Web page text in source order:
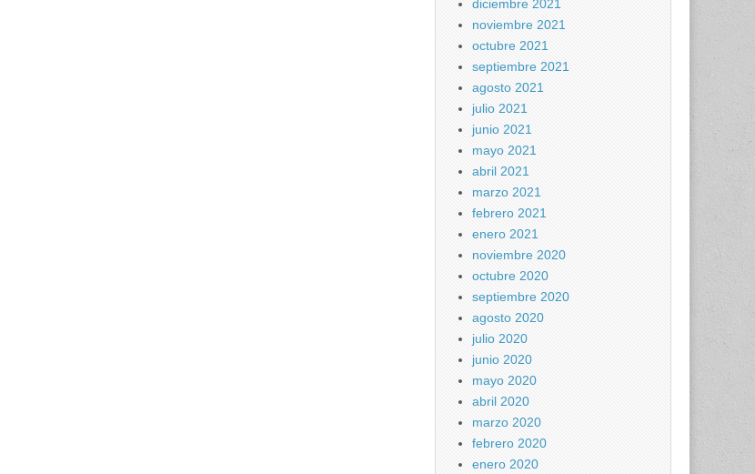
diciembre 2021
noviembre 2021
octubre 2021
septiembre 2021
agosto 2021
julio 2021
junio 2021
mayo 2021
abril 2021
marzo 2021
febrero 2021
enero 2021
noviembre 2020
octubre 2020
septiembre 2020
agosto 2020
julio 2020
junio 2020
mayo 2020
abril 2020
marzo 2020
febrero 2020
enero 2020